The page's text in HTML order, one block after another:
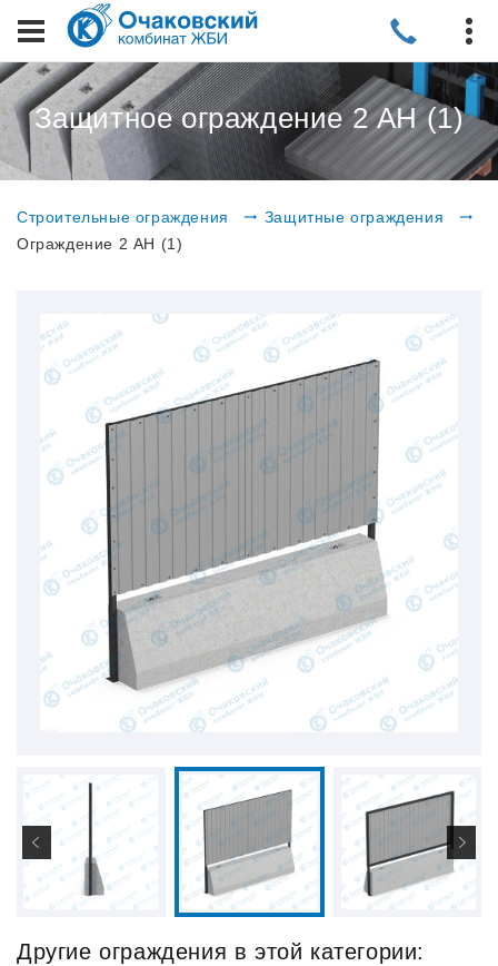
Защитное ограждение 2 АН (1)
Строительные ограждения
Защитные ограждения
Ограждение 2 АН (1)
Другие ограждения в этой категории: